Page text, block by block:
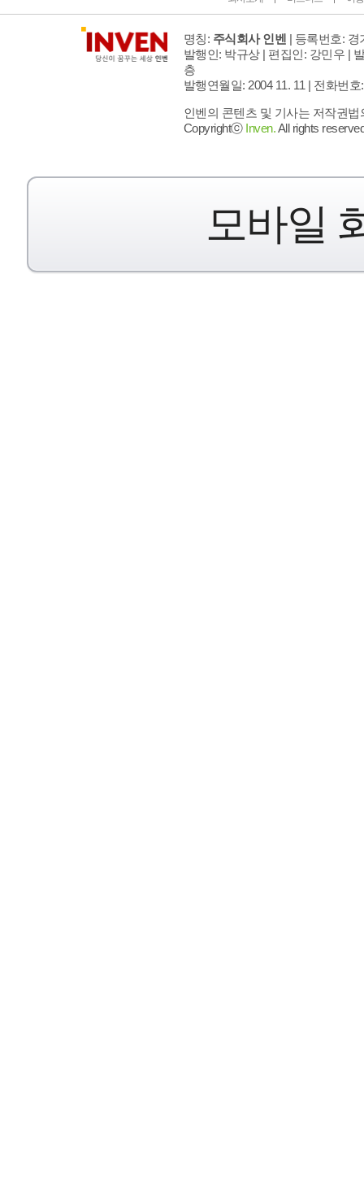
명칭: 주식회사 인벤 | 등록번호: 경
발행인: 박규상 | 편집인: 강민우 |
층
발행연월일: 2004 11. 11 | 전화번호
인벤의 콘텐츠 및 기사는 저작권
Copyrightⓒ Inven.All rights
모바일